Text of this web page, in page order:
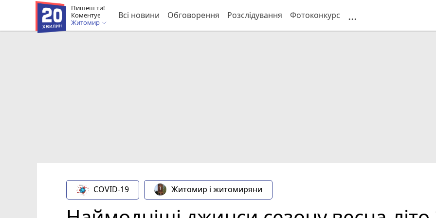
Пишеш ти!
Коментує
Житомир
Всі новини Обговорення Розслідування Фотоконкурс ...
COVID-19 Житомир і житомиряни